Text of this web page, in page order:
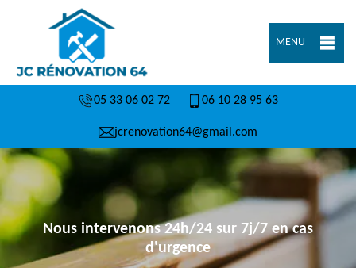
MENU
05 33 06 02 72 06 10 28 95 63
jcrenovation64@gmail.com
Nous intervenons 24h/24 sur 7j/7 en cas
d'urgence